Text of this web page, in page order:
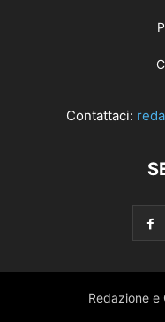
Contattaci:
Redazione e